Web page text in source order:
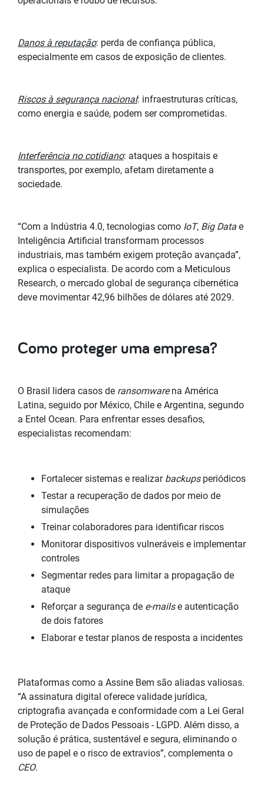
Danos à reputação: perda de confiança pública,
especialmente em casos de exposição de clientes.
Riscos à segurança nacional: infraestruturas críticas,
como energia e saúde, podem ser comprometidas.
Interferência no cotidiano: ataques a hospitais e
transportes, por exemplo, afetam diretamente a
sociedade.
“Com a Indústria 4.0, tecnologias como IoT, Big Data e
Inteligência Artificial transformam processos
industriais, mas também exigem proteção avançada”,
explica o especialista. De acordo com a Meticulous
Research, o mercado global de segurança cibernética
deve movimentar 42,96 bilhões de dólares até 2029.
Como proteger uma empresa?
O Brasil lidera casos de ransomwarena América
Latina, seguido por México, Chile e Argentina, segundo
a Entel Ocean. Para enfrentar esses desafios,
especialistas recomendam:
Fortalecer sistemas e realizar backupsperiódicos
Testar a recuperação de dados por meio de
simulações
Treinar colaboradores para identificar riscos
Monitorar dispositivos vulneráveis e implementar
controles
Segmentar redes para limitar a propagação de
ataque
Reforçar a segurança de e-mailse autenticação
de dois fatores
Elaborar e testar planos de resposta a incidentes
Plataformas como a Assine Bem são aliadas valiosas.
“A assinatura digital oferece validade jurídica,
criptografia avançada e conformidade com a Lei Geral
de Proteção de Dados Pessoais - LGPD. Além disso, a
solução é prática, sustentável e segura, eliminando o
uso de papel e o risco de extravios”, complementa o
CEO.